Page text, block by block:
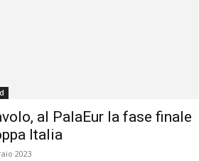
al PalaEur la fase finale
Italia
2023